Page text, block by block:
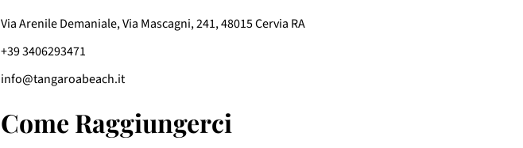
Via Arenile Demaniale, Via Mascagni, 241, 48015 Cervia RA
+39 3406293471
info@tangaroabeach.it
Come Raggiungerci